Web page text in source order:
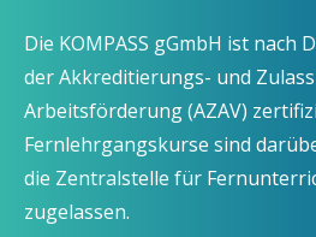
Die KOMPASS gGmbH ist nach
der Akkreditierungs- und
Arbeitsförderung (AZAV)
Fernlehrgangskurse sind
die Zentralstelle für
zugelassen.